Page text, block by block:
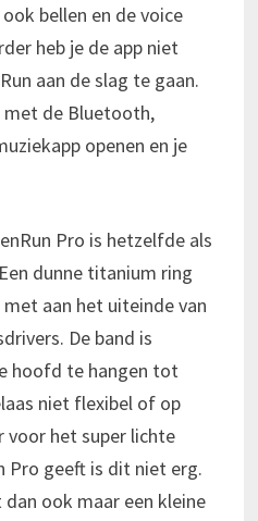
bellen en de voice
heb je de app niet
aan de slag te gaan.
met de Bluetooth,
openen en je
Pro is hetzelfde als
dunne titanium ring
aan het uiteinde van
De band is
hoofd te hangen tot
niet flexibel of op
voor het super lichte
Pro geeft is dit niet erg.
dan ook maar een kleine